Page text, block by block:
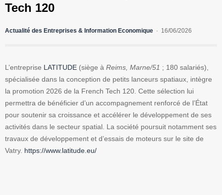
Tech 120
Actualité des Entreprises & Information Economique 16/06/2026
L’entreprise LATITUDE (siège à Reims, Marne/51 ; 180 salariés),
spécialisée dans la conception de petits lanceurs spatiaux, intègre
la promotion 2026 de la French Tech 120. Cette sélection lui
permettra de bénéficier d’un accompagnement renforcé de l’État
pour soutenir sa croissance et accélérer le développement de ses
activités dans le secteur spatial. La société poursuit notamment ses
travaux de développement et d’essais de moteurs sur le site de
Vatry. https://www.latitude.eu/